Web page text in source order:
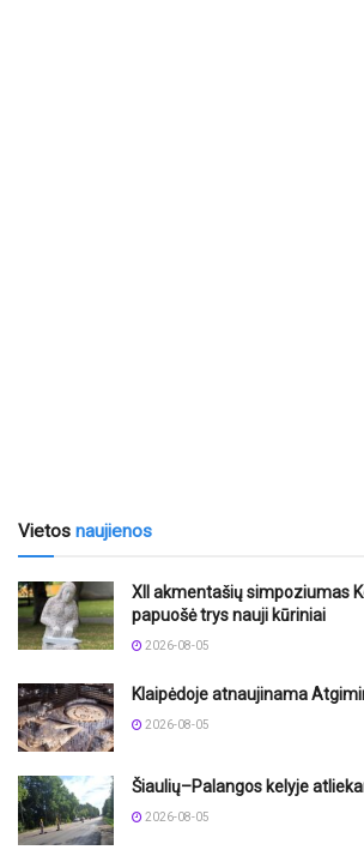
Vietos naujienos
XII akmentašių simpoziumas
papuošė trys nauji kūriniai
2026-08-05
Klaipėdoje atnaujinama
2026-08-05
Šiaulių–Palangos kelyje
2026-08-05